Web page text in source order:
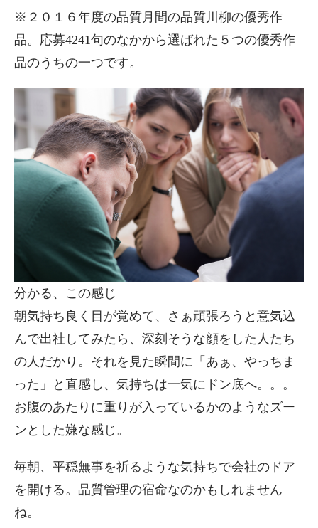
※２０１６年度の品質月間の品質川柳の優秀作
品。応募4241句のなかから選ばれた５つの優秀作
品のうちの一つです。
分かる、この感じ
朝気持ち良く目が覚めて、さぁ頑張ろうと意気込
んで出社してみたら、深刻そうな顔をした人たち
の人だかり。それを見た瞬間に「あぁ、やっちま
った」と直感し、気持ちは一気にドン底へ。。。
お腹のあたりに重りが入っているかのようなズー
ンとした嫌な感じ。
毎朝、平穏無事を祈るような気持ちで会社のドア
を開ける。品質管理の宿命なのかもしれません
ね。